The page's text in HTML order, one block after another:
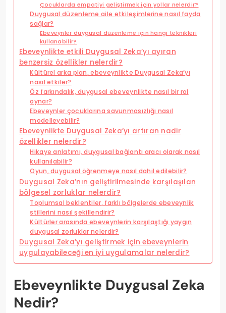
Çocuklarda empatiyi geliştirmek için yollar nelerdir?
Duygusal düzenleme aile etkileşimlerine nasıl fayda
sağlar?
Ebeveynler duygusal düzenleme için hangi teknikleri
kullanabilir?
Ebeveynlikte etkili Duygusal Zeka’yı ayıran
benzersiz özellikler nelerdir?
Kültürel arka plan, ebeveynlikte Duygusal Zeka’yı
nasıl etkiler?
Öz farkındalık, duygusal ebeveynlikte nasıl bir rol
oynar?
Ebeveynler çocuklarına savunmasızlığı nasıl
modelleyebilir?
Ebeveynlikte Duygusal Zeka’yı artıran nadir
özellikler nelerdir?
Hikaye anlatımı, duygusal bağlantı aracı olarak nasıl
kullanılabilir?
Oyun, duygusal öğrenmeye nasıl dahil edilebilir?
Duygusal Zeka’nın geliştirilmesinde karşılaşılan
bölgesel zorluklar nelerdir?
Toplumsal beklentiler, farklı bölgelerde ebeveynlik
stillerini nasıl şekillendirir?
Kültürler arasında ebeveynlerin karşılaştığı yaygın
duygusal zorluklar nelerdir?
Duygusal Zeka’yı geliştirmek için ebeveynlerin
uygulayabileceği en iyi uygulamalar nelerdir?
Ebeveynlikte Duygusal Zeka
Nedir?